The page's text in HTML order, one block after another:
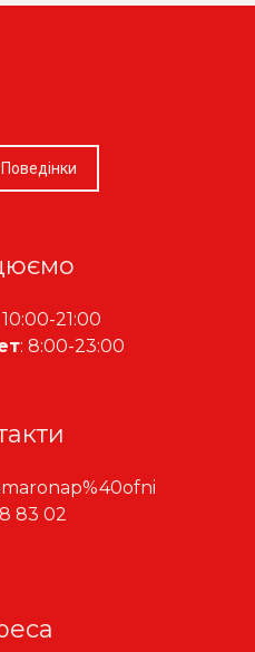
10:00-21:00
: 8:00-23:00
83 02